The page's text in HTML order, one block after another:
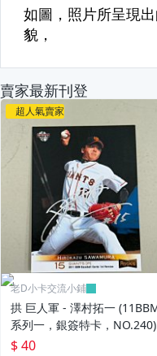
賣家最新刊登
超人氣賣家
老D小卡交流小鋪
拱 巨人軍 - 澤村拓一 (11BBM
系列一，銀簽特卡，NO.240)
RC新人卡
$ 40